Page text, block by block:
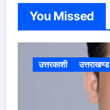
You Missed
उत्तरकाशी उत्तराखण्ड